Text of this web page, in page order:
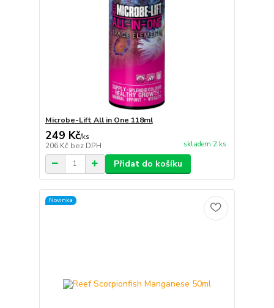
Microbe-Lift All in One 118ml
249 Kč/ks
206 Kč bez DPH skladem 2 ks
Přidat do košíku
Novinka